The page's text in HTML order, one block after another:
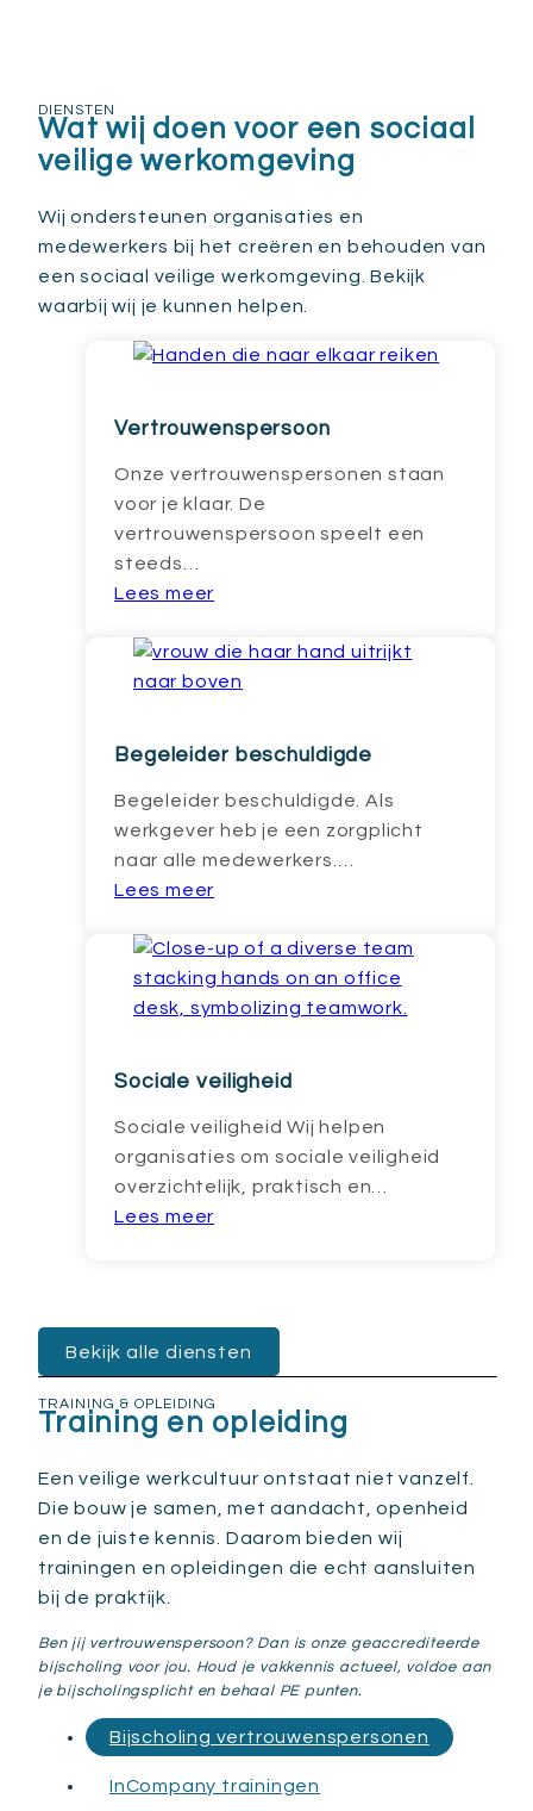
DIENSTEN
Wat wij doen voor een sociaal
veilige werkomgeving
Wij ondersteunen organisaties en
medewerkers bij het creëren en behouden van
een sociaal veilige werkomgeving. Bekijk
waarbij wij je kunnen helpen.
Vertrouwenspersoon
Onze vertrouwenspersonen staan
voor je klaar. De
vertrouwenspersoon speelt een
steeds…
Lees meer
Begeleider beschuldigde
Begeleider beschuldigde. Als
werkgever heb je een zorgplicht
naar alle medewerkers.…
Lees meer
Sociale veiligheid
Sociale veiligheid Wij helpen
organisaties om sociale veiligheid
overzichtelijk, praktisch en…
Lees meer
Bekijk alle diensten
TRAINING & OPLEIDING
Training en opleiding
Een veilige werkcultuur ontstaat niet vanzelf.
Die bouw je samen, met aandacht, openheid
en de juiste kennis. Daarom bieden wij
trainingen en opleidingen die echt aansluiten
bij de praktijk.
Ben jij vertrouwenspersoon? Dan is onze geaccrediteerde
bijscholing voor jou. Houd je vakkennis actueel, voldoe aan
je bijscholingsplicht en behaal PE punten.
Bijscholing vertrouwenspersonen
InCompany trainingen